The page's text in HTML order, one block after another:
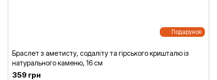
Подарунок
Браслет з аметисту, содаліту та гірського кришталю із
натурального каменю, 16 см
359 грн